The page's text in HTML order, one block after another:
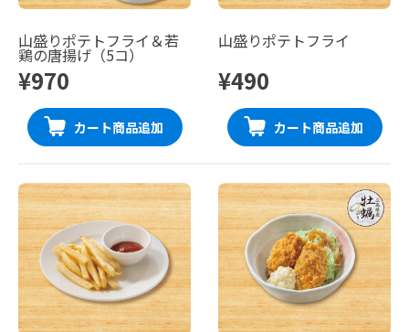
山盛りポテトフライ＆若
鶏の唐揚げ（5コ）
¥970
カート商品追加
山盛りポテトフライ
¥490
カート商品追加